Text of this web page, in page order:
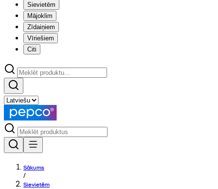
Sievietēm
Mājoklim
Zīdaiņiem
Vīriešiem
Citi
Sākums
/
Sievietēm